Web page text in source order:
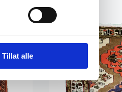
Tillat alle